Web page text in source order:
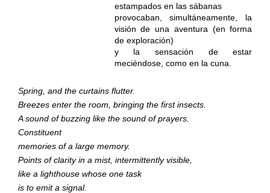
estampados en las sábanas
provocaban, simultáneamente, la
visión de una aventura (en forma
de exploración)
y la sensación de estar
meciéndose, como en la cuna.
Spring, and the curtains flutter.
Breezes enter the room, bringing the first insects.
A sound of buzzing like the sound of prayers.
Constituent
memories of a large memory.
Points of clarity in a mist, intermittently visible,
like a lighthouse whose one task
is to emit a signal.